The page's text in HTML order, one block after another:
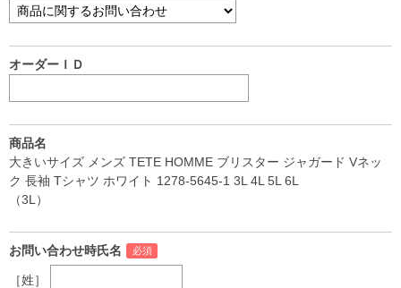
オーダーＩＤ
商品名
大きいサイズ メンズ TETE HOMME ブリスター ジャガード Vネッ
ク 長袖 Tシャツ ホワイト 1278-5645-1 3L 4L 5L 6L
（3L）
お問い合わせ時氏名
［姓］